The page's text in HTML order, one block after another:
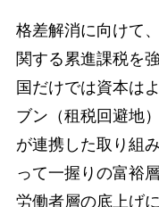
格差解消に向けて
関する累進課税を
国だけでは資本は
ブン（租税回避地
が連携した取り組
って一握りの富裕
労働者層の底上げ